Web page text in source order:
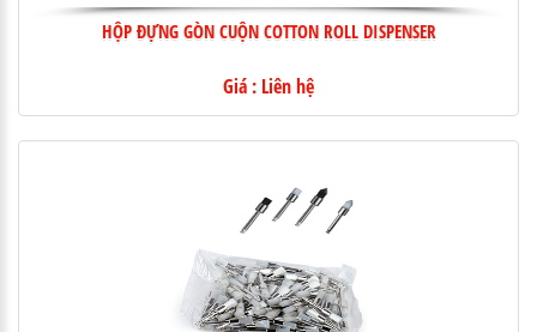
HỘP ĐỰNG GÒN CUỘN COTTON ROLL DISPENSER
Giá : Liên hệ